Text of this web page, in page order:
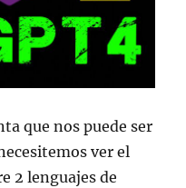
que nos puede ser
ver el
2 lenguajes de